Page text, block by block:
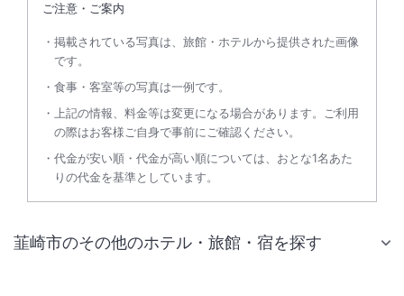
ご注意・ご案内
掲載されている写真は、旅館・ホテルから提供された画像
です。
食事・客室等の写真は一例です。
上記の情報、料金等は変更になる場合があります。ご利用
の際はお客様ご自身で事前にご確認ください。
代金が安い順・代金が高い順については、おとな1名あた
りの代金を基準としています。
韮崎市のその他のホテル・旅館・宿を探す